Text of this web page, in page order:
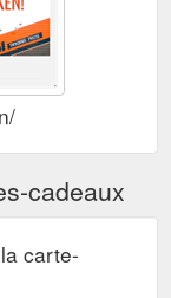
cadeaux
carte-